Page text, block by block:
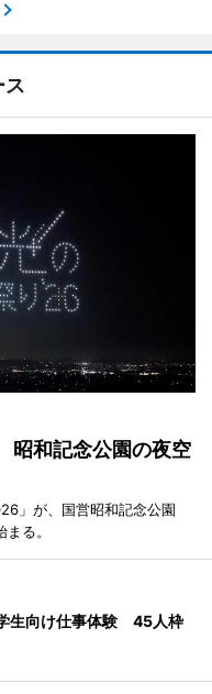
ス
和記念公園の夜空
」が、国営昭和記念公園
る。
生向け仕事体験 45人枠